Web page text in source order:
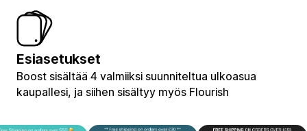
Esiasetukset
Boost sisältää 4 valmiiksi suunniteltua ulkoasua
kaupallesi, ja siihen sisältyy myös Flourish